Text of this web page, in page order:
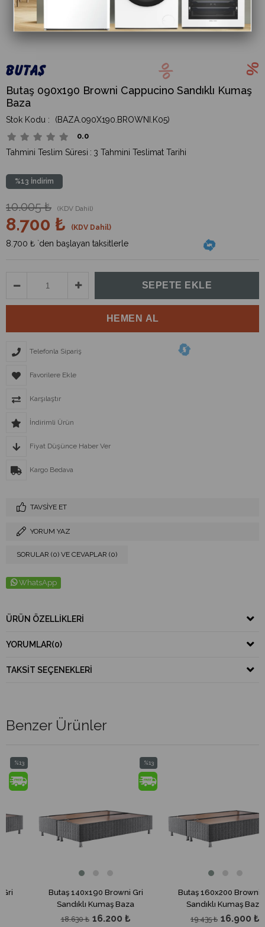
Butaş 090x190 Browni Cappucino Sandıklı Kumaş
Baza
(BAZA.090X190.BROWNI.K05)
0.0
Tahmini Teslim Süresi : 3 Tahmini Teslimat Tarihi
%13 İndirim
10.005 ₺ (KDV Dahil)
8.700 ₺ (KDV Dahil)
8.700 ₺ `den başlayan taksitlerle
Telefonla Sipariş
Favorilere Ekle
Karşılaştır
İndirimli Ürün
Fiyat Düşünce Haber Ver
Kargo Bedava
TAVSIYE ET
YORUM YAZ
SORULAR (0) VE CEVAPLAR (0)
WhatsApp
ÜRÜN ÖZELLIKLERI
YORUMLAR(0)
TAKSIT SEÇENEKLERI
Benzer Ürünler
Butaş 140x190 Browni Gri
Sandıklı Kumaş Baza
16.200 ₺
18.630 ₺
İndirim
%13İndirim
Butaş 160x200 Browni Gri
Sandıklı Kumaş Baza
16.900 ₺
19.435 ₺